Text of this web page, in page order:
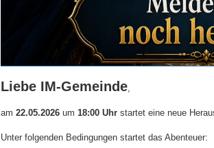
Liebe IM-Gemeinde,
am 22.05.2026 um 18:00 Uhr startet eine neue
Unter folgenden Bedingungen startet das Abenteuer: